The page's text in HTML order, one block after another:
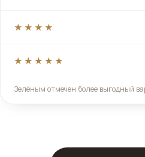
★★★★
★★★★★
Зелёным отмечен более выгодный